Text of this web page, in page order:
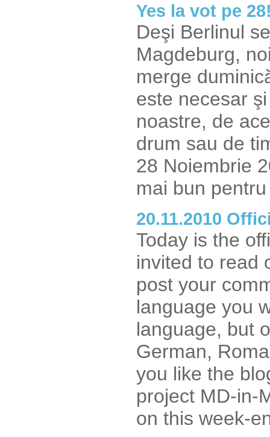
Yes la vot pe
Deşi Berlinul
Magdeburg,
merge
este necesar
noastre, de
drum sau de
28 Noiembrie
mai bun
20.11.2010
Today is the
invited to read
post your
language you
language, but
German,
you like the
project MD-in-
on this week-